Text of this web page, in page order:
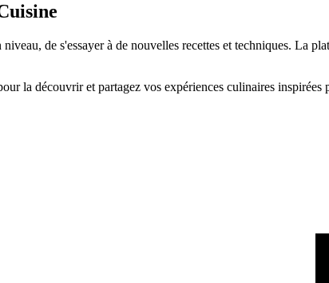
de s'essayer à de nouvelles recettes et techniques. La
la découvrir et partagez vos expériences culinaires inspirées